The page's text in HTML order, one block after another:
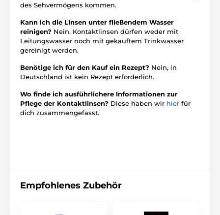
des Sehvermögens kommen.
Kann ich die Linsen unter fließendem Wasser
reinigen? Nein. Kontaktlinsen dürfen weder mit
Leitungswasser noch mit gekauftem Trinkwasser
gereinigt werden.
Benötige ich für den Kauf ein Rezept? Nein, in
Deutschland ist kein Rezept erforderlich.
Wo finde ich ausführlichere Informationen zur
Pflege der Kontaktlinsen? Diese haben wir hier für
dich zusammengefasst.
Empfohlenes Zubehör